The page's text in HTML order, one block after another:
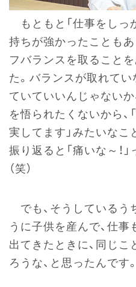
もともと「仕事をしっ
持ちが強かったことも
フバランスを取ること
た。バランスが取れてい
ていていいんじゃないか
を悟られたくないから、
実してます」みたいなこ
振り返ると「痛いな～！
（笑）
でも、そうしているう
うに子供を産んで、仕
出てきたときに、同じ
ろうな、と思ったんです。